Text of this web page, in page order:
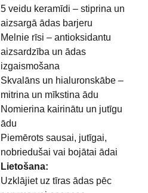
5 veidu keramīdi – stiprina un
aizsargā ādas barjeru
Melnie rīsi – antioksidantu
aizsardzība un ādas
izgaismošana
Skvalāns un hialuronskābe –
mitrina un mīkstina ādu
Nomierina kairinātu un jutīgu
ādu
Piemērots sausai, jutīgai,
nobriedušai vai bojātai ādai
Lietošana:
Uzklājiet uz tīras ādas pēc